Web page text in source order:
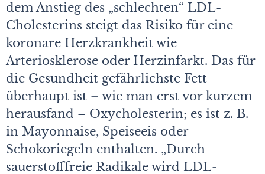
dem Anstieg des „schlechten“ LDL-
Cholesterins steigt das Risiko für eine
koronare Herzkrankheit wie
Arteriosklerose oder Herzinfarkt. Das für
die Gesundheit gefährlichste Fett
überhaupt ist – wie man erst vor kurzem
herausfand – Oxycholesterin; es ist z. B.
in Mayonnaise, Speiseeis oder
Schokoriegeln enthalten. „Durch
sauerstofffreie Radikale wird LDL-